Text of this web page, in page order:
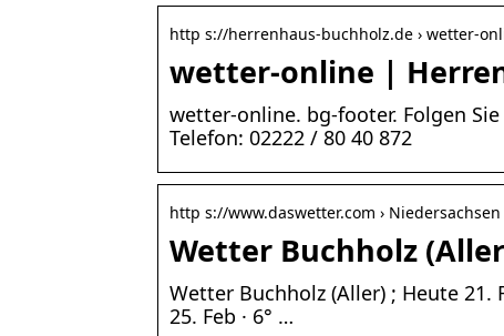
http s://herrenhaus-buchholz.de › wetter-
wetter-online |
wetter-online. bg-footer. Folgen
Telefon: 02222 / 80 40 872
http s://www.daswetter.com › Niedersachsen
Wetter Buchholz
Wetter Buchholz (Aller) ; Heute 21.
25. Feb · 6° …